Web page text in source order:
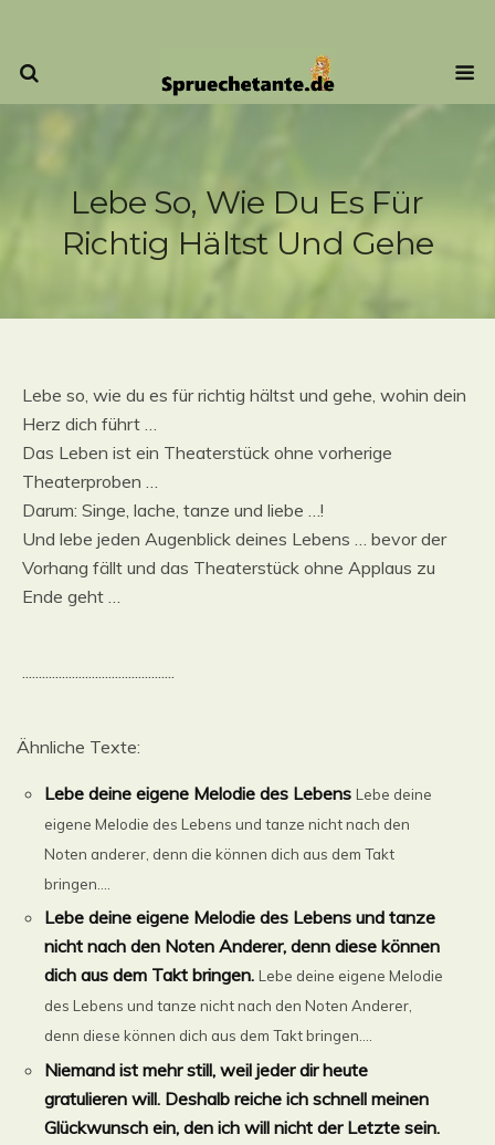
Lebe So, Wie Du Es Für
Richtig Hältst Und Gehe
Lebe so, wie du es für richtig hältst und gehe, wohin dein
Herz dich führt …
Das Leben ist ein Theaterstück ohne vorherige
Theaterproben …
Darum: Singe, lache, tanze und liebe …!
Und lebe jeden Augenblick deines Lebens … bevor der
Vorhang fällt und das Theaterstück ohne Applaus zu
Ende geht …
..............................................
Ähnliche Texte:
Lebe deine eigene Melodie des Lebens Lebe deine
eigene Melodie des Lebens und tanze nicht nach den
Noten anderer, denn die können dich aus dem Takt
bringen....
Lebe deine eigene Melodie des Lebens und tanze
nicht nach den Noten Anderer, denn diese können
dich aus dem Takt bringen. Lebe deine eigene Melodie
des Lebens und tanze nicht nach den Noten Anderer,
denn diese können dich aus dem Takt bringen....
Niemand ist mehr still, weil jeder dir heute
gratulieren will. Deshalb reiche ich schnell meinen
Glückwunsch ein, den ich will nicht der Letzte sein.